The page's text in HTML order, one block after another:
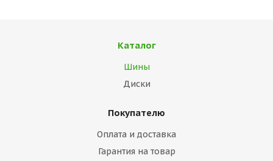
Каталог
Шины
Диски
Покупателю
Оплата и доставка
Гарантия на товар